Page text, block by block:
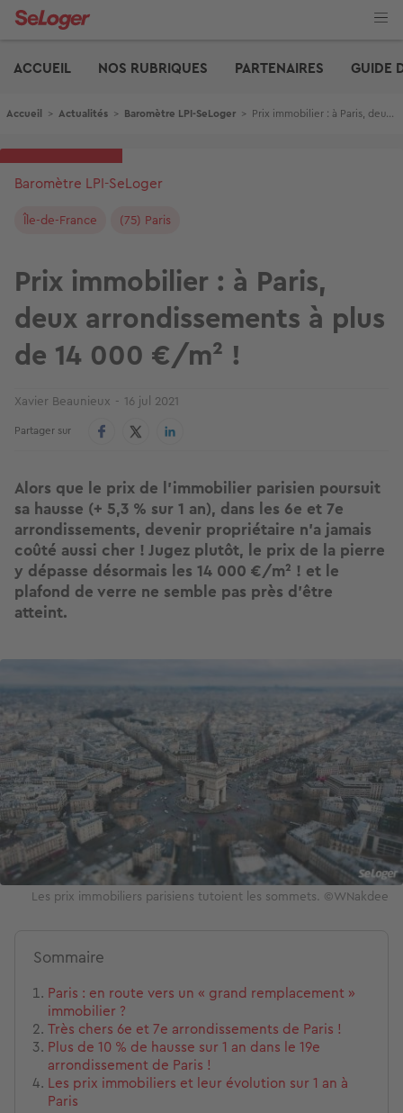
Aller
ACCUEIL
NOS RUBRIQUES PARTENAIRES GUIDE
Fil d'Ariane
Accueil > Actualités > Baromètre LPI-SeLoger > Prix immobilier : à Paris, deux arrondissements à plus de 14 000 €/m² !
Baromètre LPI-SeLoger
Île-de-France (75) Paris
Prix immobilier : à Paris,
deux arrondissements à plus
de 14 000 €/m² !
Xavier Beaunieux 16 jul 2021
Partager sur
Alors que le prix de l’immobilier parisien poursuit
sa hausse (+ 5,3 % sur 1 an), dans les 6e et 7e
arrondissements, devenir propriétaire n’a jamais
coûté aussi cher ! Jugez plutôt, le prix de la pierre
y dépasse désormais les 14 000 €/m² ! et le
plafond de verre ne semble pas près d’être
atteint.
Image
Les prix immobiliers parisiens tutoient les sommets. ©WNakdee
Sommaire
Paris : en route vers un « grand remplacement »
immobilier ?
Très chers 6e et 7e arrondissements de Paris !
Plus de 10 % de hausse sur 1 an dans le 19e
arrondissement de Paris !
Les prix immobiliers et leur évolution sur 1 an à
Paris